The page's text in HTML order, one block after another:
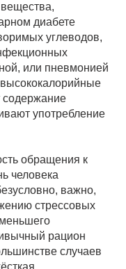
диабете
углеводов,
или пневмонией
содержание
употребление
обращения к
человека
важно,
стрессовых
рацион
случаев